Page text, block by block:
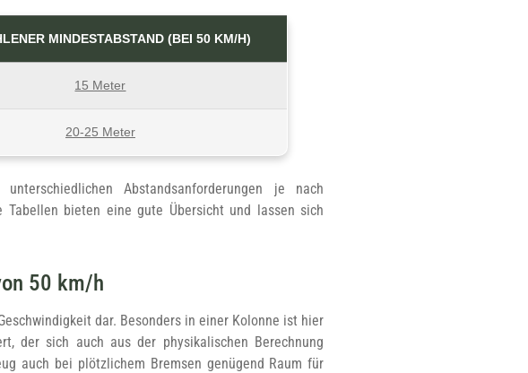
MINDESTABSTAND (BEI 50 KM/H)
15 Meter
20-25 Meter
Abstandsanforderungen je nach
Tabellen bieten eine gute Übersicht und lassen sich
50 km/h
dar. Besonders in einer Kolonne ist hier
der sich auch aus der physikalischen Berechnung
auch bei plötzlichem Bremsen genügend Raum für